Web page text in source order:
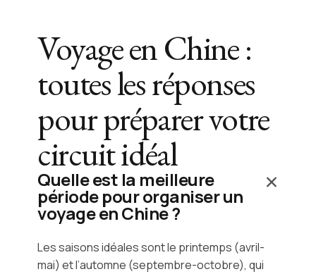
Voyage en Chine :
toutes les réponses
pour préparer votre
circuit idéal
Quelle est la meilleure
période pour organiser un
voyage en Chine ?
Les saisons idéales sont le printemps (avril-
mai) et l’automne (septembre-octobre), qui